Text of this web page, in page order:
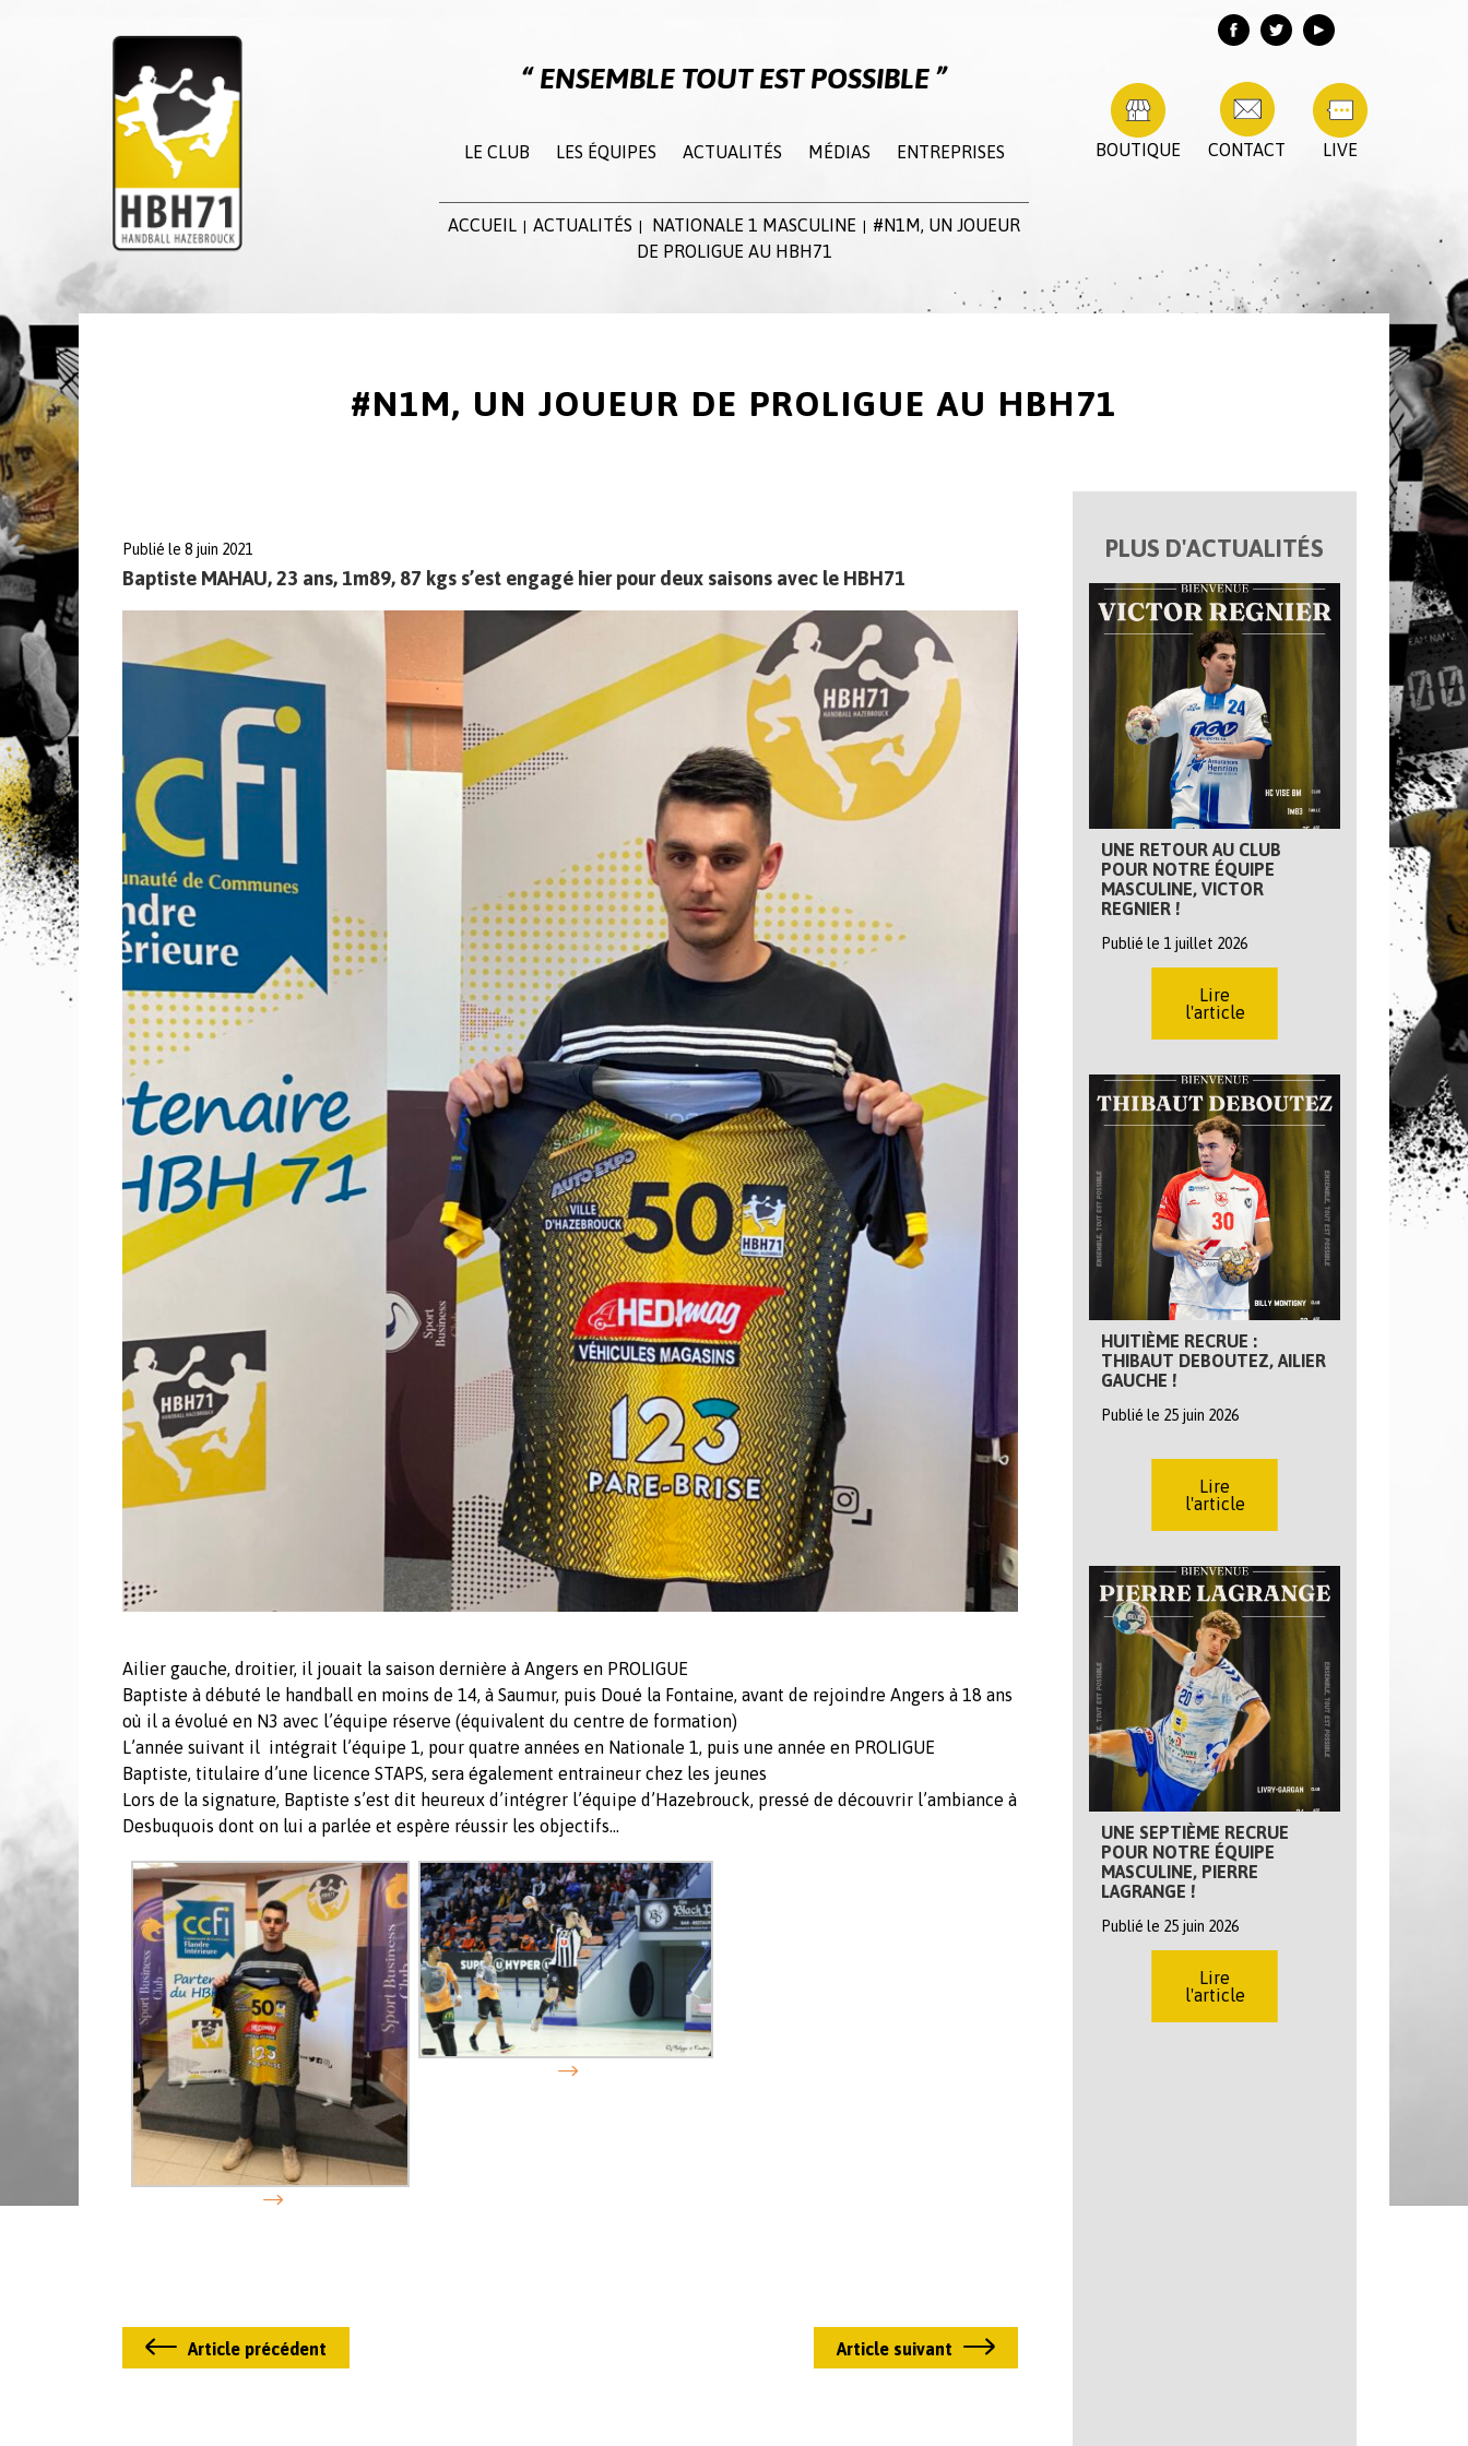
ENSEMBLE TOUT EST POSSIBLE
LE CLUB LES ÉQUIPES ACTUALITÉS MÉDIAS ENTREPRISES
ACCUEIL ACTUALITÉS NATIONALE 1 MASCULINE
#N1M, UN JOUEUR
DE PROLIGUE AU HBH71
LIVE
CONTACT
BOUTIQUE
#N1M, UN JOUEUR DE PROLIGUE AU HBH71
Publié le 8 juin 2021
Baptiste MAHAU, 23 ans, 1m89, 87 kgs s’est engagé hier pour deux saisons avec le HBH71
Ailier gauche, droitier, il jouait la saison dernière à Angers en PROLIGUE
Baptiste à débuté le handball en moins de 14, à Saumur, puis Doué la Fontaine, avant de rejoindre Angers à 18 ans
où il a évolué en N3 avec l’équipe réserve (équivalent du centre de formation)
L’année suivant il intégrait l’équipe 1, pour quatre années en Nationale 1, puis une année en PROLIGUE
Baptiste, titulaire d’une licence STAPS, sera également entraineur chez les jeunes
Lors de la signature, Baptiste s’est dit heureux d’intégrer l’équipe d’Hazebrouck, pressé de découvrir l’ambiance à
Desbuquois dont on lui a parlée et espère réussir les objectifs…
Article précédent Article suivant
PLUS D'ACTUALITÉS
UNE RETOUR AU CLUB
POUR NOTRE ÉQUIPE
MASCULINE, VICTOR
REGNIER !
Publié le 1 juillet 2026
Lire
l'article
HUITIÈME RECRUE :
THIBAUT DEBOUTEZ, AILIER
GAUCHE !
Publié le 25 juin 2026
Lire
l'article
UNE SEPTIÈME RECRUE
POUR NOTRE ÉQUIPE
MASCULINE, PIERRE
LAGRANGE !
Publié le 25 juin 2026
Lire
l'article